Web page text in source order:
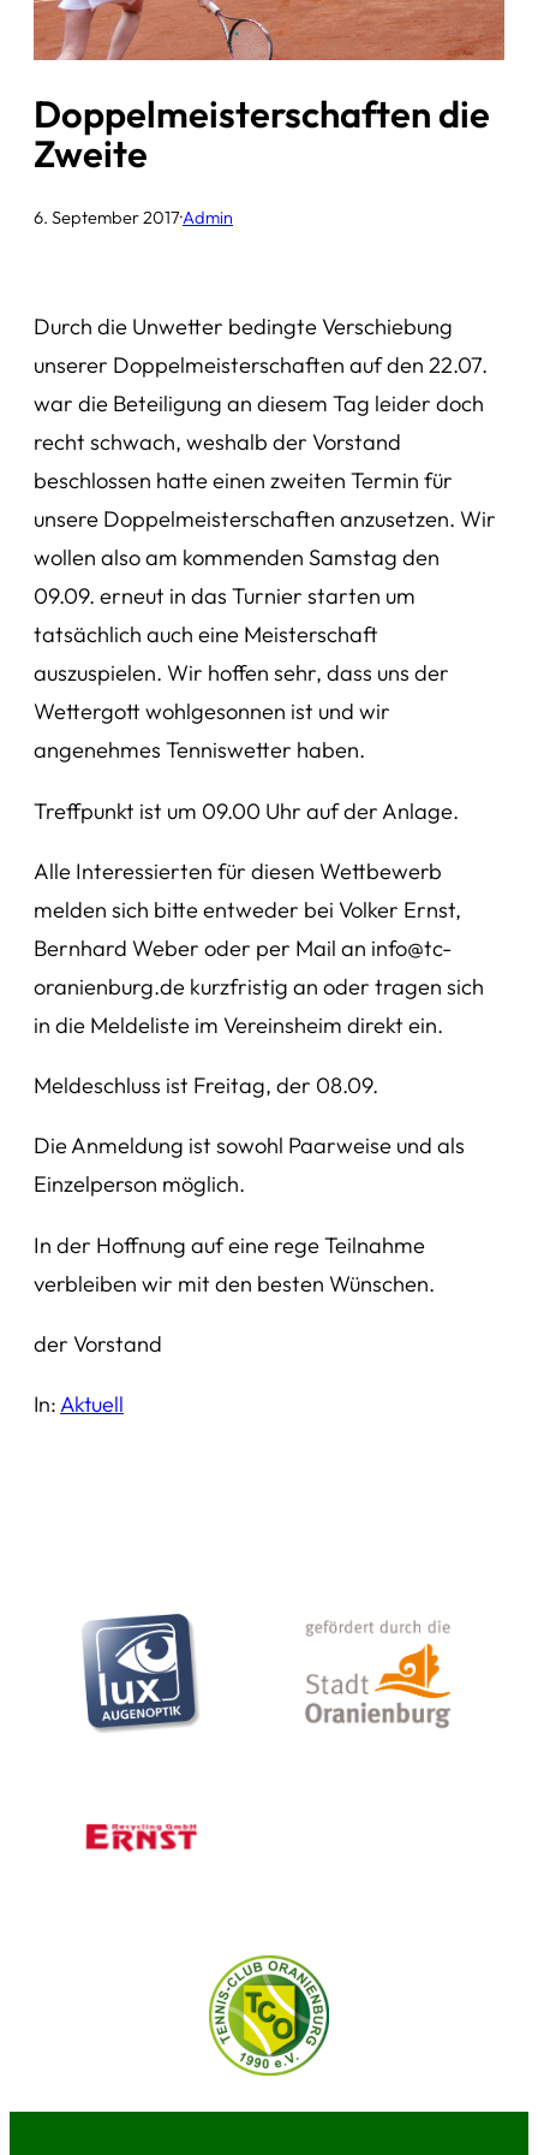
Doppelmeisterschaften die
Zweite
6. September 2017·Admin
Durch die Unwetter bedingte Verschiebung
unserer Doppelmeisterschaften auf den 22.07.
war die Beteiligung an diesem Tag leider doch
recht schwach, weshalb der Vorstand
beschlossen hatte einen zweiten Termin für
unsere Doppelmeisterschaften anzusetzen. Wir
wollen also am kommenden Samstag den
09.09. erneut in das Turnier starten um
tatsächlich auch eine Meisterschaft
auszuspielen. Wir hoffen sehr, dass uns der
Wettergott wohlgesonnen ist und wir
angenehmes Tenniswetter haben.
Treffpunkt ist um 09.00 Uhr auf der Anlage.
Alle Interessierten für diesen Wettbewerb
melden sich bitte entweder bei Volker Ernst,
Bernhard Weber oder per Mail an info@tc-
oranienburg.de kurzfristig an oder tragen sich
in die Meldeliste im Vereinsheim direkt ein.
Meldeschluss ist Freitag, der 08.09.
Die Anmeldung ist sowohl Paarweise und als
Einzelperson möglich.
In der Hoffnung auf eine rege Teilnahme
verbleiben wir mit den besten Wünschen.
der Vorstand
In:Aktuell